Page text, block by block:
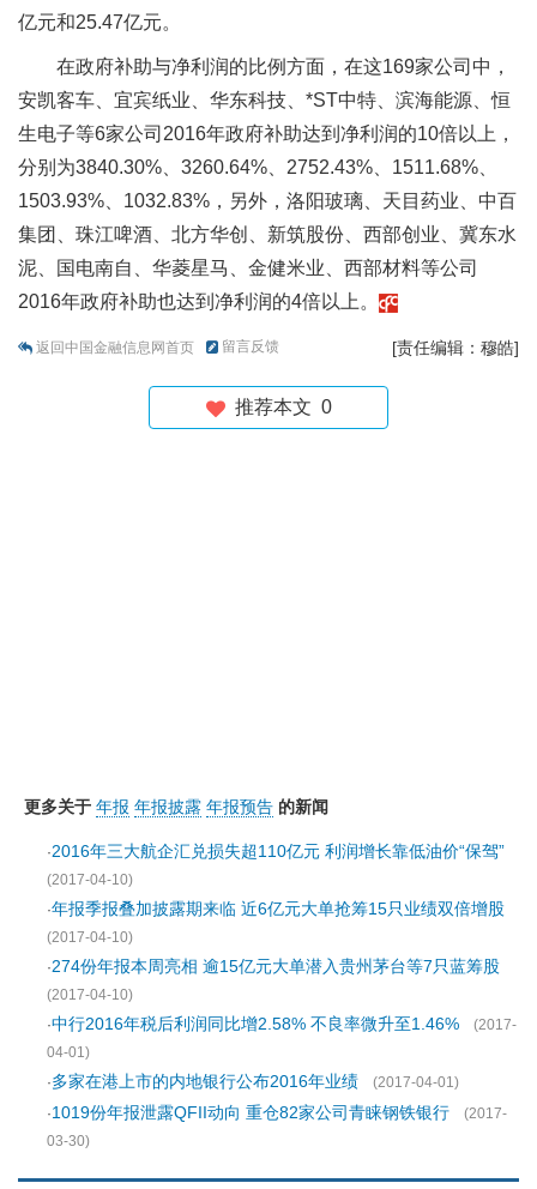
亿元和25.47亿元。
在政府补助与净利润的比例方面，在这169家公司中，
安凯客车、宜宾纸业、华东科技、*ST中特、滨海能源、恒
生电子等6家公司2016年政府补助达到净利润的10倍以上，
分别为3840.30%、3260.64%、2752.43%、1511.68%、
1503.93%、1032.83%，另外，洛阳玻璃、天目药业、中百
集团、珠江啤酒、北方华创、新筑股份、西部创业、冀东水
泥、国电南自、华菱星马、金健米业、西部材料等公司
2016年政府补助也达到净利润的4倍以上。
返回中国金融信息网首页 留言反馈 [责任编辑：穆皓]
推荐本文 0
更多关于 年报 年报披露 年报预告 的新闻
·2016年三大航企汇兑损失超110亿元 利润增长靠低油价“保驾”
(2017-04-10)
·年报季报叠加披露期来临 近6亿元大单抢筹15只业绩双倍增股
(2017-04-10)
·274份年报本周亮相 逾15亿元大单潜入贵州茅台等7只蓝筹股
(2017-04-10)
·中行2016年税后利润同比增2.58% 不良率微升至1.46%
(2017-
04-01)
·多家在港上市的内地银行公布2016年业绩
(2017-04-01)
·1019份年报泄露QFII动向 重仓82家公司青睐钢铁银行
(2017-
03-30)